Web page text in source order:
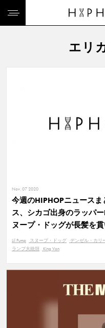
エリ
Nov. 07 2020
今週のHIPHOPニュース
ス、シカゴ出身のラッパ
ヌープ・ドッグが長髪を
Lil Pump スヌープ・ドッグ デンゼル・カリ
ランプ大統領
King Von